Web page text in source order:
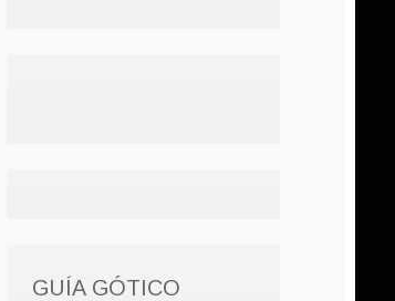
GUÍA GÓTICO